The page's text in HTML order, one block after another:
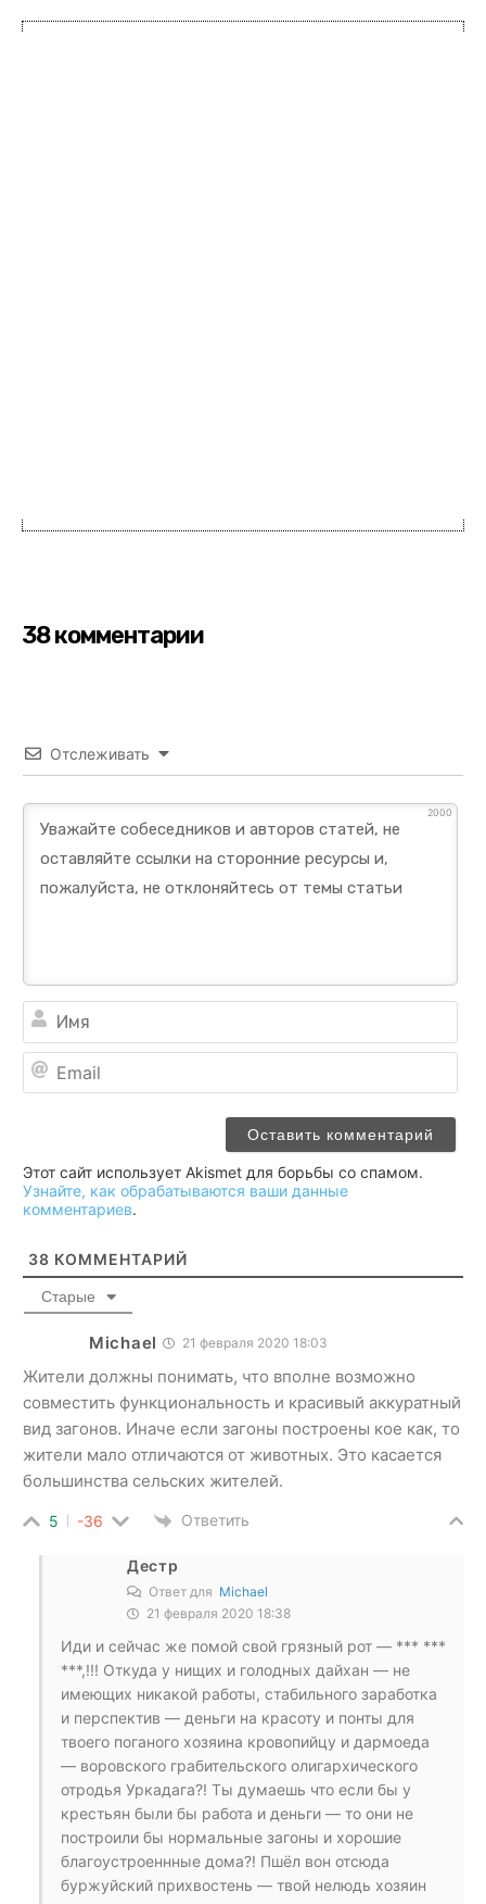
38 комментарии
Отслеживать
2000
Этот сайт использует Akismet для борьбы со спамом.
Узнайте, как обрабатываются ваши данные
комментариев.
38 КОММЕНТАРИЙ
Старые
Michael 21 февраля 2020 18:03
Жители должны понимать, что вполне возможно
совместить функциональность и красивый аккуратный
вид загонов. Иначе если загоны построены кое как, то
жители мало отличаются от животных. Это касается
большинства сельских жителей.
5 -36 Ответить
Дестр
Ответ для Michael
21 февраля 2020 18:38
Иди и сейчас же помой свой грязный рот — *** ***
***,!!! Откуда у нищих и голодных дайхан — не
имеющих никакой работы, стабильного заработка
и перспектив — деньги на красоту и понты для
твоего поганого хозяина кровопийцу и дармоеда
— воровского грабительского олигархического
отродья Уркадага?! Ты думаешь что если бы у
крестьян были бы работа и деньги — то они не
построили бы нормальные загоны и хорошие
благоустроеннные дома?! Пшёл вон отсюда
буржуйский прихвостень — твой нелюдь хозяин